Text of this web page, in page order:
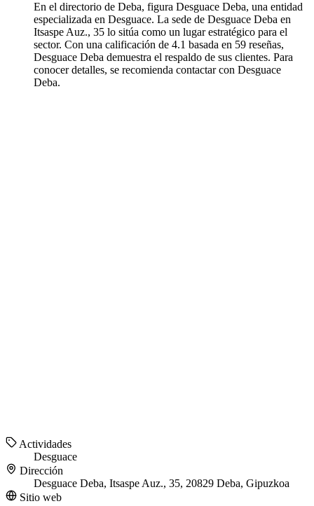
En el directorio de Deba, figura Desguace Deba, una entidad
especializada en Desguace. La sede de Desguace Deba en
Itsaspe Auz., 35 lo sitúa como un lugar estratégico para el
sector. Con una calificación de 4.1 basada en 59 reseñas,
Desguace Deba demuestra el respaldo de sus clientes. Para
conocer detalles, se recomienda contactar con Desguace
Deba.
Actividades
Desguace
Dirección
Desguace Deba, Itsaspe Auz., 35, 20829 Deba, Gipuzkoa
Sitio web